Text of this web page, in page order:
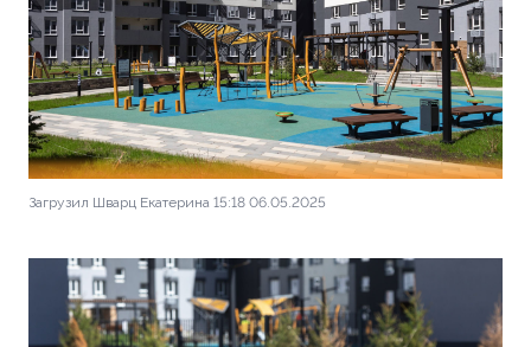
Загрузил Шварц Екатерина 15:18 06.05.2025